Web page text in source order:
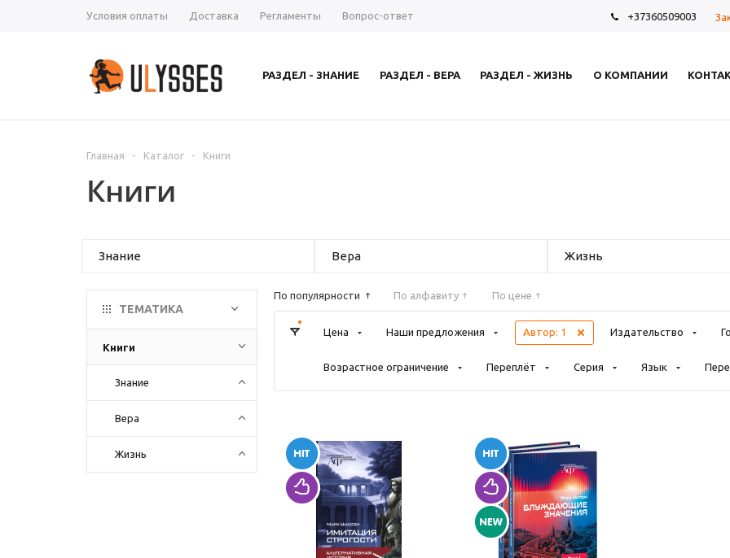
Условия оплаты Доставка Регламенты Вопрос-ответ +37360509003
РАЗДЕЛ - ЗНАНИЕ РАЗДЕЛ - ВЕРА РАЗДЕЛ - ЖИЗНЬ О КОМПАНИИ
Главная - Каталог - Книги
Книги
Знание Вера Жизнь
ТЕМАТИКА
Книги
Знание
Вера
Жизнь
По популярности По алфавиту По цене
Цена Наши предложения Автор: 1 Издательство
Возрастное ограничение Переплёт Серия Язык